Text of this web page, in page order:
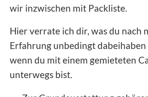
wir inzwischen mit Packliste.
Hier verrate ich dir, was du nach
Erfahrung unbedingt dabeihaben
wenn du mit einem gemieteten
unterwegs bist.